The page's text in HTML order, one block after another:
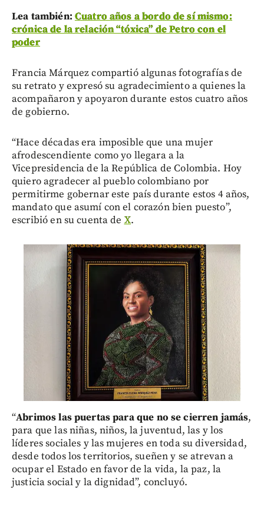
Lea también: Cuatro años a bordo de sí mismo:
crónica de la relación “tóxica” de Petro con el
poder
Francia Márquez compartió algunas fotografías de
su retrato y expresó su agradecimiento a quienes la
acompañaron y apoyaron durante estos cuatro años
de gobierno.
“Hace décadas era imposible que una mujer
afrodescendiente como yo llegara a la
Vicepresidencia de la República de Colombia. Hoy
quiero agradecer al pueblo colombiano por
permitirme gobernar este país durante estos 4 años,
mandato que asumí con el corazón bien puesto”,
escribió en su cuenta de X.
“Abrimos las puertas para que no se cierren jamás,
para que las niñas, niños, la juventud, las y los
líderes sociales y las mujeres en toda su diversidad,
desde todos los territorios, sueñen y se atrevan a
ocupar el Estado en favor de la vida, la paz, la
justicia social y la dignidad”, concluyó.